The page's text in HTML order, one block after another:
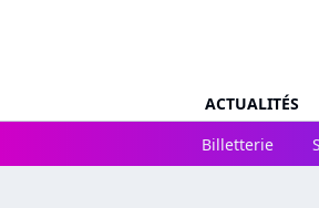
ACTUALITÉS
Billetterie